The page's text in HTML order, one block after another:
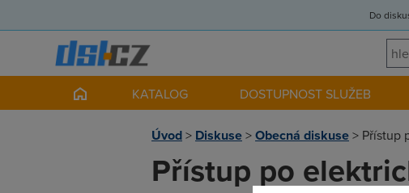
Do
KATALOG DOSTUPNOST SLUŽEB
Úvod> Diskuse>Obecná diskuse> Přístup
Přístup po